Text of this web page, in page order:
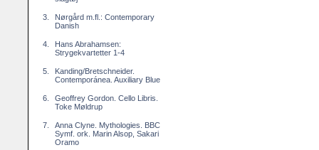
3.
Nørgård m.fl.: Contemporary
Danish
4.
Hans Abrahamsen:
Strygekvartetter 1-4
5.
Kanding/Bretschneider.
Contemporánea. Auxiliary Blue
6.
Geoffrey Gordon. Cello Libris.
Toke Møldrup
7.
Anna Clyne. Mythologies. BBC
Symf. ork. Marin Alsop, Sakari
Oramo